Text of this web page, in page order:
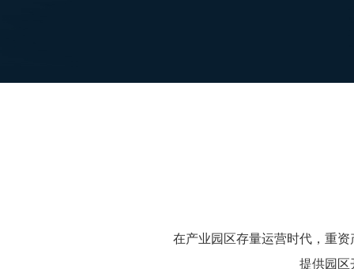
在产业园区存量运营时代，重
提供园区